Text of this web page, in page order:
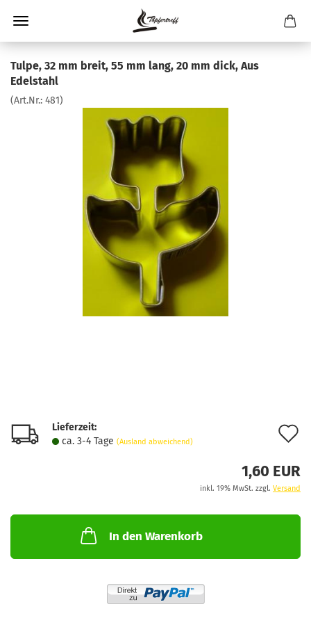
Tulpe, 32 mm breit, 55 mm lang, 20 mm dick, Aus
Edelstahl
(Art.Nr.: 481)
Lieferzeit:
ca. 3-4 Tage (Ausland abweichend)
1,60 EUR
inkl. 19% MwSt. zzgl. Versand
In den Warenkorb